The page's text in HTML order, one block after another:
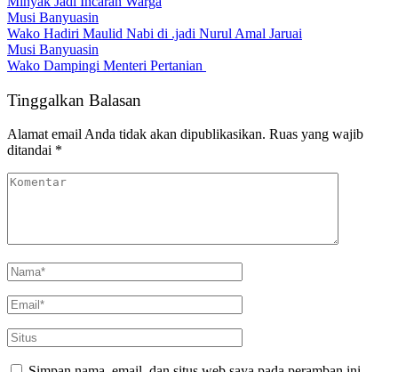
Musi Banyuasin
Wako Hadiri Maulid Nabi di .jadi Nurul Amal Jaruai
Musi Banyuasin
Wako Dampingi Menteri Pertanian
Tinggalkan Balasan
Alamat email Anda tidak akan dipublikasikan. Ruas yang wajib
ditandai *